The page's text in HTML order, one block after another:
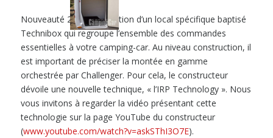
Nouveauté 2016, l’apparition d’un local spécifique baptisé
Technibox qui regroupe l’ensemble des commandes
essentielles à votre camping-car. Au niveau construction, il
est important de préciser la montée en gamme
orchestrée par Challenger. Pour cela, le constructeur
dévoile une nouvelle technique, « l’IRP Technology ». Nous
vous invitons à regarder la vidéo présentant cette
technologie sur la page YouTube du constructeur
(www.youtube.com/watch?v=askSThI3O7E).